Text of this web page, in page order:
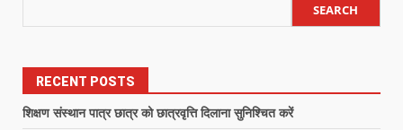
SEARCH
RECENT POSTS
शिक्षण संस्थान पात्र छात्र को छात्रवृत्ति दिलाना सुनिश्चित करें